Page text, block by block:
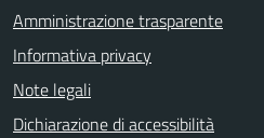
Amministrazione trasparente
Informativa privacy
Note legali
Dichiarazione di accessibilità